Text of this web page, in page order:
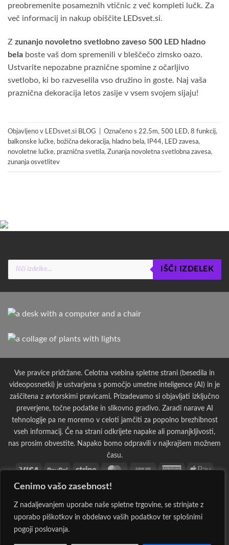
Cenimo vašo zasebnost!
Z nadaljevanjem uporabe naše spletne trgovine, se strinjate z
uporabo piškotkov in obdelavo vaših podatkov ter splošnimi
pogoji poslovanja.
preobremenite posameznih vtičnic z več kompleti lučk. Za
več informacij in nakup obiščite LEDsvet.si.
Z zunanjo novoletno svetlobno zaveso 500 LED hladno
bela boste vaš dom spremenili v bleščečo zimsko oazo.
Ustvarite nepozabne praznične spomine z očarljivo
svetlobo, ki bo razveselila vso družino in goste. Naj vaša
praznična dekoracija letos zasije v vsem svojem sijaju!
Objavljeno v LEDsvet.si BLOG Označeno s 22.5m, 500 LED, 8 funkcij,
balkonske lučke, božična dekoracija, hladno bela, IP44, LED zavesa,
novoletne lučke, praznična svetila, Zunanja novoletna svetlobna zavesa,
zunanja osvetlitev
Products
search
IŠČI IZDELEK
Vse pravice pridržane. Celotna vsebina spletne strani (besedila in
videoposnetki) je ustvarjena s pomočjo umetne inteligence (AI) in je
zaščitena z avtorskimi pravicami. Prizadevamo si objavljati izključno
preverjene, točne podatke in slikovno gradivo. Zaradi narave AI
tehnologije pa ne moremo v celoti jamčiti za popolno brezhibnost
vseh informacij. Če na strani odkrijete napake ali pomanjkljivosti,
nas prosim obvestite. Napako bomo odpravili v najkrajšem možnem
času.
Visa
PayPal Stripe MasterCardCash
AmericanApple
Bank
Cash
Pickup
Credit
Maestro MasterCard
2
PayPal
2
Visa
Electron
Western
Union
Discover
JCB Klarna Rechung Sepa
Visa